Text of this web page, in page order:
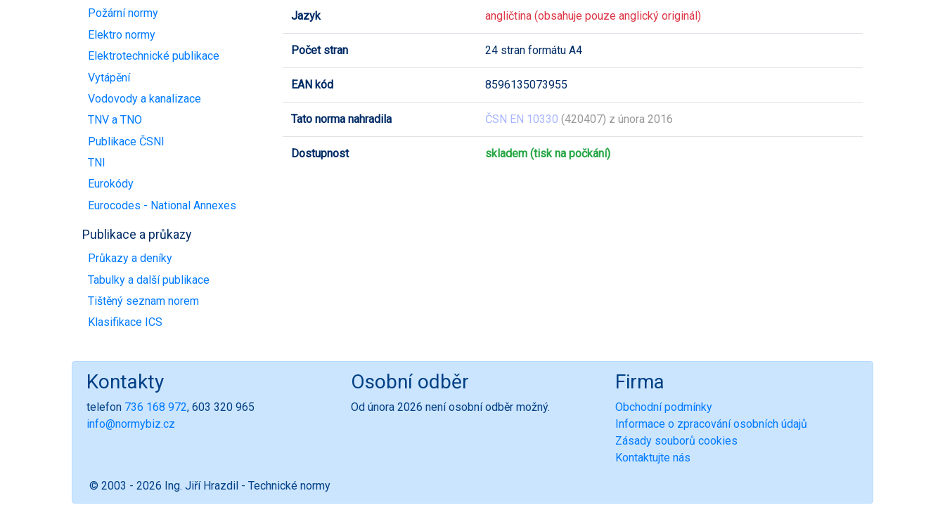
Požární normy
Elektro normy
Elektrotechnické publikace
Vytápění
Vodovody a kanalizace
TNV a TNO
Publikace ČSNI
TNI
Eurokódy
Eurocodes - National Annexes
Publikace a průkazy
Průkazy a deníky
Tabulky a další publikace
Tištěný seznam norem
Klasifikace ICS
Jazyk angličtina (obsahuje pouze anglický originál)
Počet stran 24 stran formátu A4
EAN kód 8596135073955
Tato norma nahradila ČSN EN 10330 (420407) z února 2016
Dostupnost skladem (tisk na počkání)
Kontakty
telefon 736 168 972, 603 320 965
info@normybiz.cz
Osobní odběr
Od února 2026 není osobní odběr možný.
Firma
Obchodní podmínky
Informace o zpracování osobních údajů
Zásady souborů cookies
Kontaktujte nás
© 2003 - 2026 Ing. Jiří Hrazdil - Technické normy